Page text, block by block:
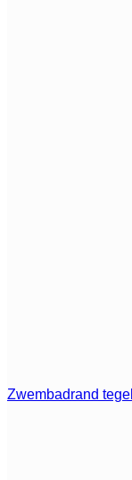
Zwembadrand